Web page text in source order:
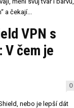
a čekají...
VPN s
V čem je
0
nebo je lepší dát